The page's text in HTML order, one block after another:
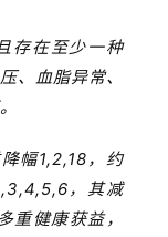
存在至少一种
、血脂异常、
幅1,2,18，约
，其减
重健康获益，